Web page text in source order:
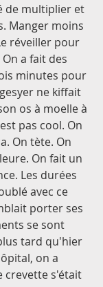
de multiplier et
Manger moins
réveiller pour
a fait des
minutes pour
ne kiffait
os à moelle à
pas cool. On
On tète. On
On fait un
Les durées
avec ce
porter ses
se sont
tard qu'hier
on a
crevette s'était